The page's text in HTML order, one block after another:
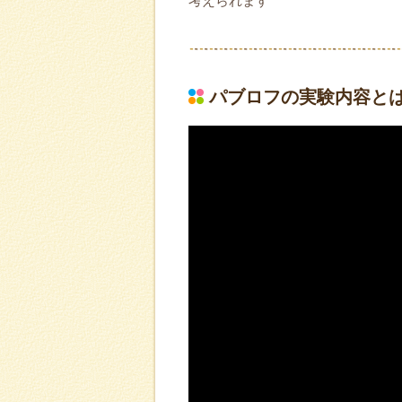
パブロフの実験内容と